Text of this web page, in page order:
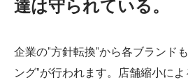
達は守られている。
企業の”方針転換”から各ブランド
ング”が行われます。店舗縮小に